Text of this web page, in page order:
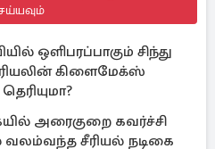
ஒளிபரப்பாகும் சிந்து
கிளைமேக்ஸ்
அரைகுறை கவர்ச்சி
சீரியல் நடிகை